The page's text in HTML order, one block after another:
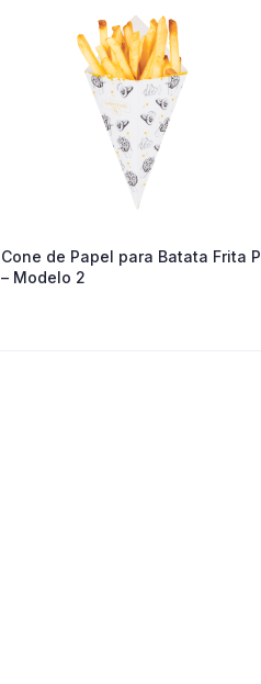
Cone de Papel para Batata Frita P
– Modelo 2